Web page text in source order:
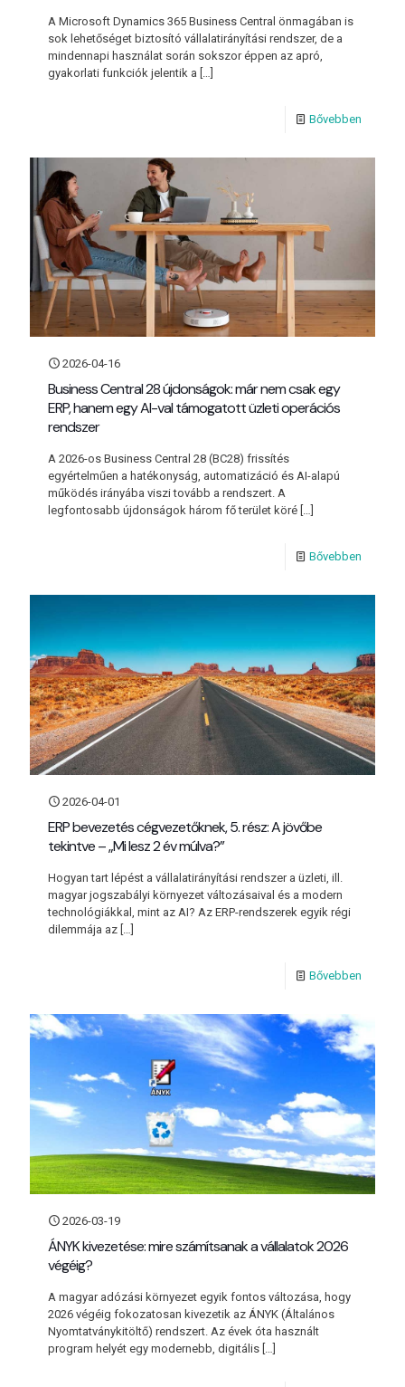
A Microsoft Dynamics 365 Business Central önmagában is
sok lehetőséget biztosító vállalatirányítási rendszer, de a
mindennapi használat során sokszor éppen az apró,
gyakorlati funkciók jelentik a […]
Bővebben
2026-04-16
Business Central 28 újdonságok: már nem csak egy
ERP, hanem egy AI-val támogatott üzleti operációs
rendszer
A 2026-os Business Central 28 (BC28) frissítés
egyértelműen a hatékonyság, automatizáció és AI-alapú
működés irányába viszi tovább a rendszert. A
legfontosabb újdonságok három fő terület köré […]
Bővebben
2026-04-01
ERP bevezetés cégvezetőknek, 5. rész: A jövőbe
tekintve – „Mi lesz 2 év múlva?”
Hogyan tart lépést a vállalatirányítási rendszer a üzleti, ill.
magyar jogszabályi környezet változásaival és a modern
technológiákkal, mint az AI? Az ERP-rendszerek egyik régi
dilemmája az […]
Bővebben
2026-03-19
ÁNYK kivezetése: mire számítsanak a vállalatok 2026
végéig?
A magyar adózási környezet egyik fontos változása, hogy
2026 végéig fokozatosan kivezetik az ÁNYK (Általános
Nyomtatványkitöltő) rendszert. Az évek óta használt
program helyét egy modernebb, digitális […]